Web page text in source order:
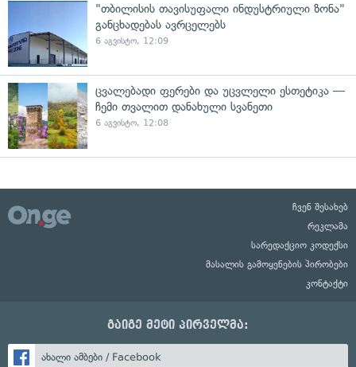
"თბილისის თავისუფალი ინდუსტრიული ზონა"
განცხადებას ავრცელებს
6 აგვისტო, 12:09
ცვალებადი ფერები და უცვლელი ესთეტიკა —
ჩემი თვალით დანახული სვანეთი
6 აგვისტო, 12:08
ჩვენ შესახებ
რეკლამა
სარედაქციო კოდექსი
მასალის გამოყენების პირობები
კონტაქტი
გაიგე მეტი პირველმა:
ახალი ამბები / Facebook